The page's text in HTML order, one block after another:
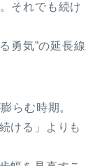
それでも続け
勇気”の延長線
らむ時期。
ける」よりも